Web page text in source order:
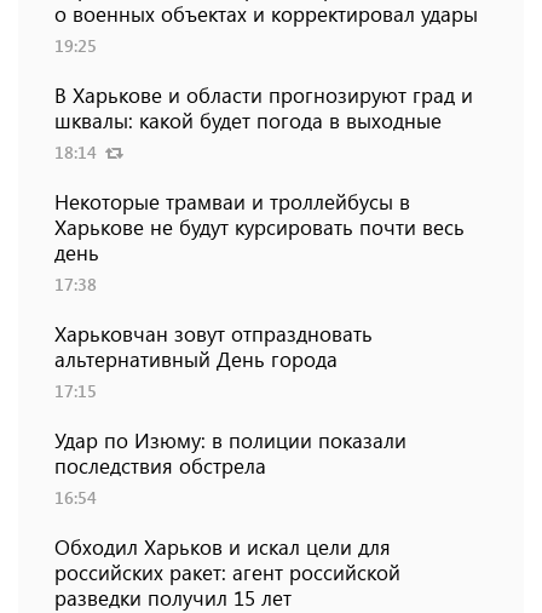
о военных объектах и ​​корректировал удары
19:25
В Харькове и области прогнозируют град и
шквалы: какой будет погода в выходные
18:14
Некоторые трамваи и троллейбусы в
Харькове не будут курсировать почти весь
день
17:38
Харьковчан зовут отпраздновать
альтернативный День города
17:15
Удар по Изюму: в полиции показали
последствия обстрела
16:54
Обходил Харьков и искал цели для
российских ракет: агент российской
разведки получил 15 лет